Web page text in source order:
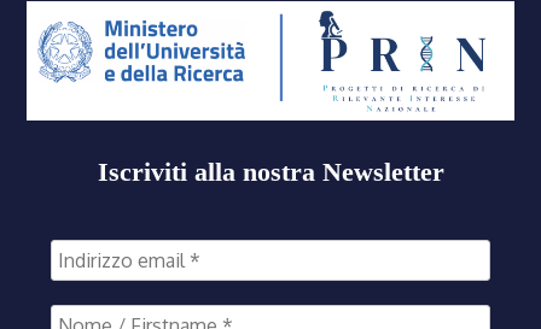
Iscriviti alla nostra Newsletter